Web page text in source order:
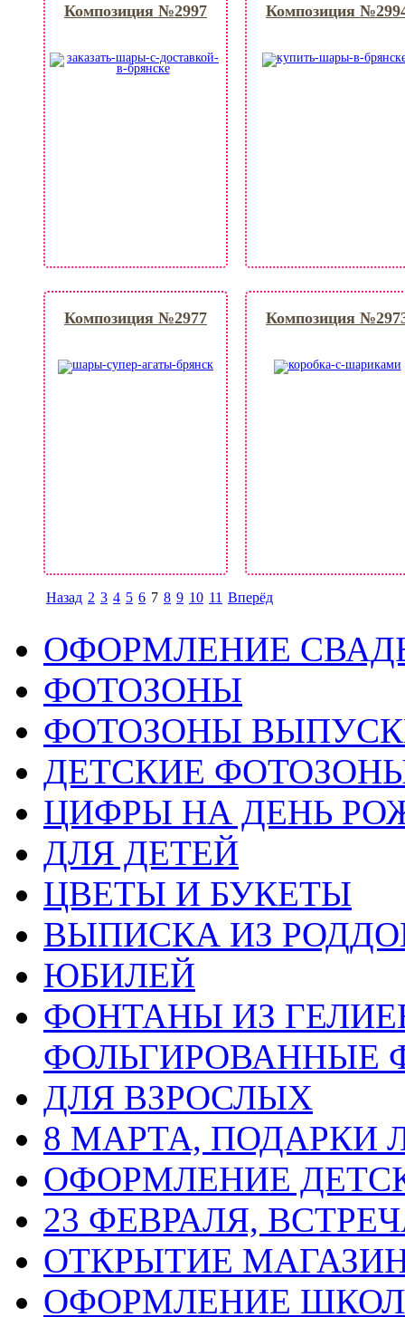
Композиция №2997 Композиция
Композиция №2977 Композиция
Назад 2 3 4 5 6 7 8 9 10 11 Вперёд
ОФОРМЛЕНИЕ
ФОТОЗОНЫ
ФОТОЗОНЫ
ДЕТСКИЕ
ЦИФРЫ НА ДЕНЬ
ДЛЯ ДЕТЕЙ
ЦВЕТЫ И БУКЕТЫ
ВЫПИСКА ИЗ
ЮБИЛЕЙ
ФОНТАНЫ ИЗ
ФОЛЬГИРОВАННЫЕ
ДЛЯ ВЗРОСЛЫХ
8 МАРТА,
ОФОРМЛЕНИЕ
23 ФЕВРАЛЯ,
ОТКРЫТИЕ
ОФОРМЛЕНИЕ